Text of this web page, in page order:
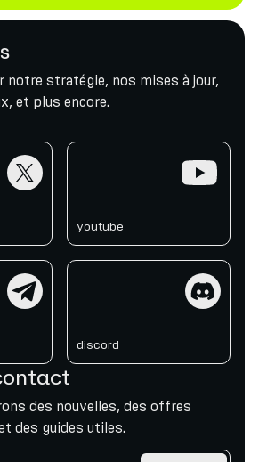
notre stratégie, nos mises à jour,
et plus encore.
youtube
discord
des nouvelles, des offres
des guides utiles.